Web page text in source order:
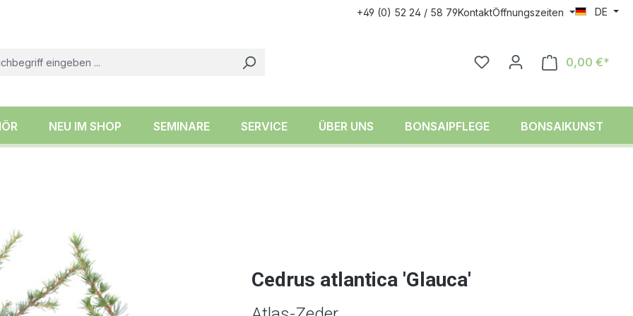
+49 (0) 52 24 / 58 79KontaktÖffnungszeiten DE
0,00 €*
NEU IM SHOP SEMINARE SERVICE ÜBER UNS BONSAIPFLEGE BONSAIKUNST
Cedrus atlantica 'Glauca'